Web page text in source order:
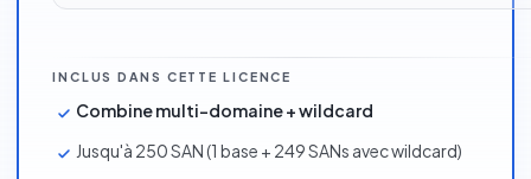
INCLUS DANS CETTE LICENCE
Combine multi-domaine + wildcard
Jusqu'à 250 SAN (1 base + 249 SANs avec wildcard)